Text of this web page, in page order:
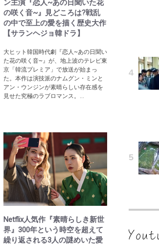
ン主演『恋人~あの日聞いた花
の咲く音~』見どころは?戦乱
の中で至上の愛を描く歴史大作
【サランヘジョ韓ドラ】
大ヒット韓国時代劇『恋人~あの日聞い
た花の咲く音~』が、地上波のテレビ東
京「韓流プレミア」で放送が始まっ
た。本作は演技派のナムグン・ミンと
アン・ウンジンが素晴らしい存在感を
見せた究極のラブロマンス。...
Netflix人気作『素晴らしき新世
界』300年という時空を超えて
繰り返される3人の謎めいた愛